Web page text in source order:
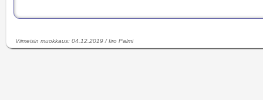
Viimeisin muokkaus: 04.12.2019 /Iiro Palmi